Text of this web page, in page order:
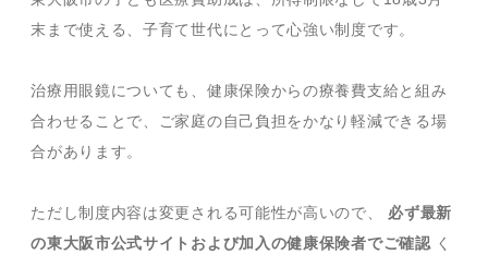
末まで使える、子育て世代にとって心強い制度です。
治療用眼鏡についても、健康保険からの療養費支給と組み
合わせることで、ご家庭の自己負担をかなり軽減できる場
合があります。
ただし制度内容は変更される可能性が高いので、 必ず最新
の東大阪市公式サイトおよび加入の健康保険者でご確認 く